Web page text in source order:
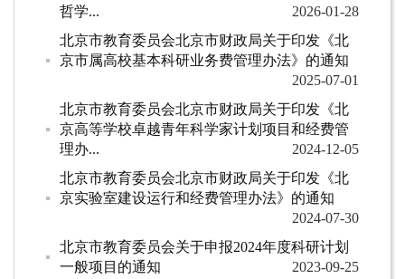
哲学...
2026-01-28
北京市教育委员会北京市财政局关于印发《北
京市属高校基本科研业务费管理办法》的通知
2025-07-01
北京市教育委员会北京市财政局关于印发《北
京高等学校卓越青年科学家计划项目和经费管
理办...
2024-12-05
北京市教育委员会北京市财政局关于印发《北
京实验室建设运行和经费管理办法》的通知
2024-07-30
北京市教育委员会关于申报2024年度科研计划
一般项目的通知
2023-09-25